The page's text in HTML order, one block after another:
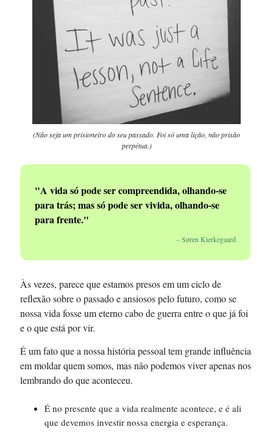
(Não seja um prisioneiro do seu passado. Foi só uma lição, não prisão
perpétua.)
"A vida só pode ser compreendida, olhando-se
para trás; mas só pode ser vivida, olhando-se
para frente."
– Søren Kierkegaard
Às vezes, parece que estamos presos em um ciclo de
reflexão sobre o passado e ansiosos pelo futuro, como se
nossa vida fosse um eterno cabo de guerra entre o que já foi
e o que está por vir.
É um fato que a nossa história pessoal tem grande influência
em moldar quem somos, mas não podemos viver apenas nos
lembrando do que aconteceu.
É no presente que a vida realmente acontece, e é ali
que devemos investir nossa energia e esperança.